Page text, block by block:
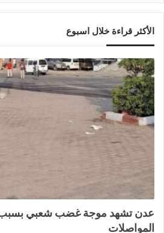
الأكثر قراءة خلال اسبوع
عدن تشهد موجة غضب شعبي بسبب
المواصلات